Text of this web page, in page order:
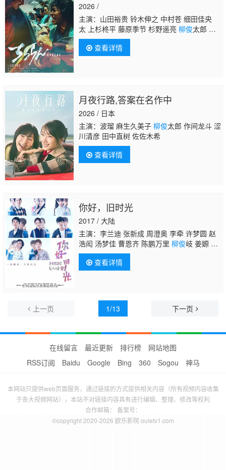
2026 /
主演：山田裕贵 铃木伸之 中村苍 细田佳央
太 上杉柊平 藤原季节 杉野遥亮 柳俊太郎 宫
崎秋人 岩永ひひお 绫野刚 樱井由纪 奥野瑛
太 高桥光臣 金子统昭 中岛健人 安藤政信 生
见爱瑠 柄本明 加治将树 渡边大知 市川知
查看详情
月夜行路,答案在名作中
2026 / 日本
主演：波瑠 麻生久美子 柳俊太郎 作间龙斗 涩
川清彦 田中直树 佐佐木希
查看详情
你好，旧时光
2017 / 大陆
主演：李兰迪 张新成 周澄奥 李牵 许梦圆 赵
浩闳 汤梦佳 曹恩齐 陈鹏万里 柳俊岐 姜嫄 蒋
宜儒 张磊 宁理 方文强 高文峰 李博洋 胡世
群 田宜峰 梁浩 刘启恒 蒯伊琳 王俊浩 袁晟
珉 魏子淇 李晨语 郭唐维 尚怡琳 顾语涵 银
昇 毛爱宁 刘乃强
查看详情
上一页 1/13 下一页
在线留言 最近更新 排行榜
网站地图
RSS订阅
Baidu Google Bing 360 Sogou 神马
本网站只提供web页面服务，通过链接的方式提供相关内容（所有视频内容收集
于各大视频网站），本站不对链接内容具有进行编辑、整理、修改等权利
合作邮箱： 备案号：
©copyright 2020-2026 欧乐影院 ouletv1.com